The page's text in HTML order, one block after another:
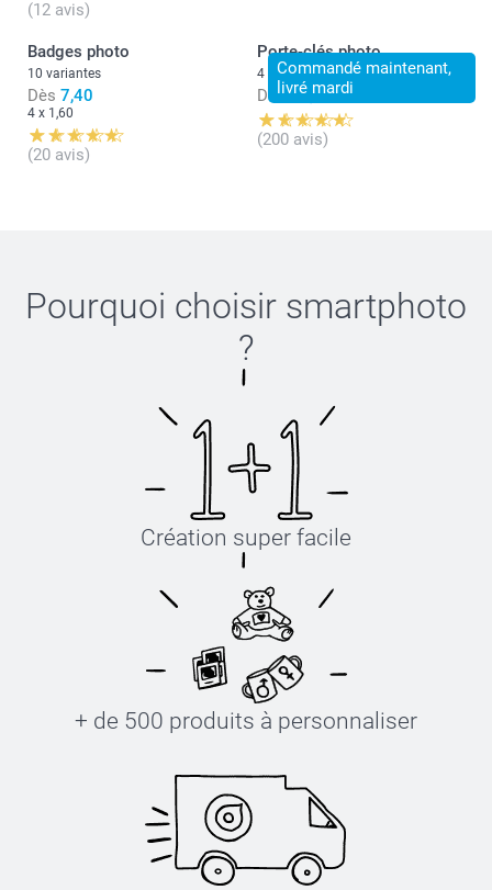
(12 avis)
Badges photo
10 variantes
Dès 7,40
4 x 1,60
(20 avis)
Commandé maintenant,
livré mardi
Porte-clés photo
4 variantes
Dès 12,49
(200 avis)
Pourquoi choisir smartphoto
?
Création super facile
+ de 500 produits à personnaliser